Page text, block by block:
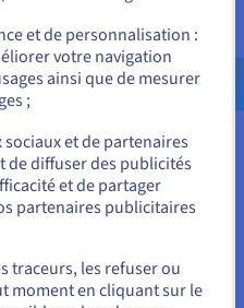
pour la
parallèle nécessite
d'un superordinateur.
aux programmeurs de
sur plusieurs processeurs,
eux et d'assurer une
comme MPI (Message
Anglais USD - $
et de personnalisation :
votre navigation
ainsi que de mesurer
;
et de partenaires
de diffuser des publicités
et de partager
partenaires publicitaires
traceurs, les refuser ou
moment en cliquant sur le